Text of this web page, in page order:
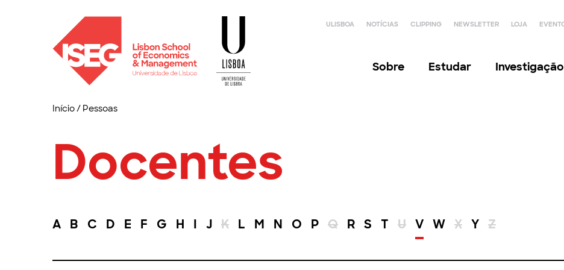
ULISBOA NOTÍCIAS CLIPPING NEWSLETTER LOJA
Sobre Estudar Investigação
Início/ Pessoas
Docentes
A B C D E F G H I J K L M N O P Q R S T U V W X Y Z